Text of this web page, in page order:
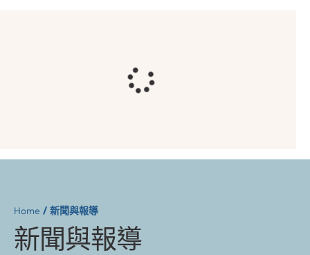
Home / 新聞與報導
新聞與報導